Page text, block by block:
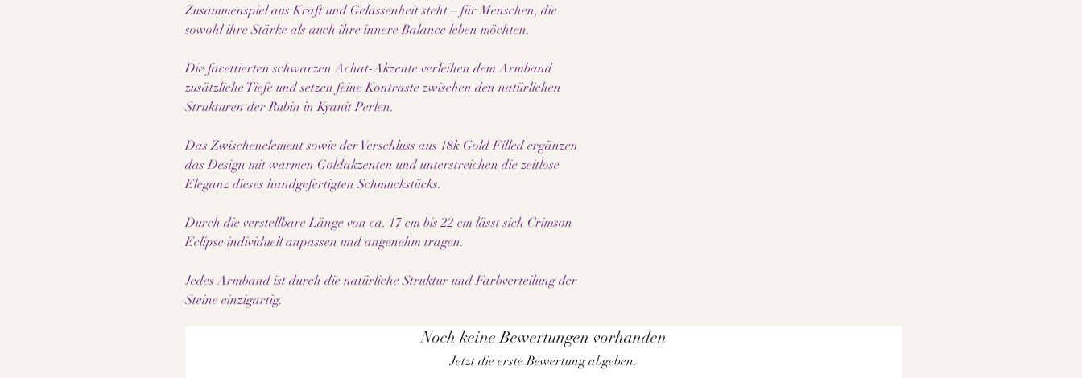
Zusammenspiel aus Kraft und Gelassenheit steht – für Menschen, die
sowohl ihre Stärke als auch ihre innere Balance leben möchten.
Die facettierten schwarzen Achat-Akzente verleihen dem Armband
zusätzliche Tiefe und setzen feine Kontraste zwischen den natürlichen
Strukturen der Rubin in Kyanit Perlen.
Das Zwischenelement sowie der Verschluss aus 18k Gold Filled ergänzen
das Design mit warmen Goldakzenten und unterstreichen die zeitlose
Eleganz dieses handgefertigten Schmuckstücks.
Durch die verstellbare Länge von ca. 17 cm bis 22 cm lässt sich Crimson
Eclipse individuell anpassen und angenehm tragen.
Jedes Armband ist durch die natürliche Struktur und Farbverteilung der
Steine einzigartig.
Noch keine Bewertungen vorhanden
Jetzt die erste Bewertung abgeben.